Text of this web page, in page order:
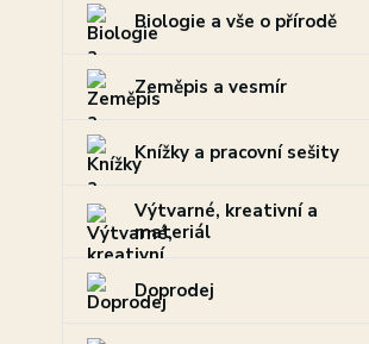
Biologie a vše o přírodě
Zeměpis a vesmír
Knížky a pracovní sešity
Výtvarné, kreativní a
materiál
Doprodej